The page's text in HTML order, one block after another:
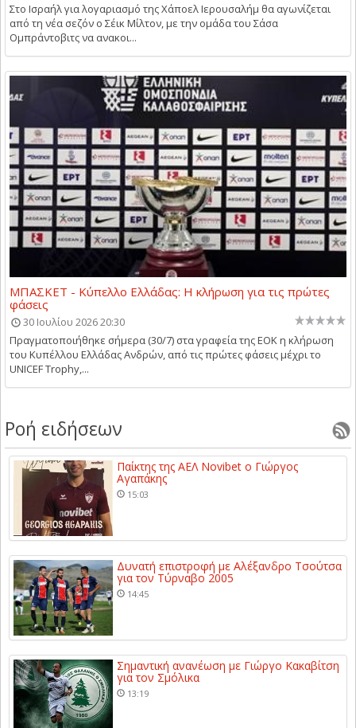
Στο Ισραήλ για λογαριασμό της Χάποελ Ιερουσαλήμ θα αγωνίζεται
από τη νέα σεζόν ο Σέικ Μίλτον, με την ομάδα του Σάσα
Ομπράντοβιτς να ανακοι...
ΜΠΑΣΚΕΤ - Κύπελλο Ελλάδας: Η κλήρωση για τις πρώτες
φάσεις
30 Ιουλίου 2026 20:30
Πραγματοποιήθηκε σήμερα (30/7) στα γραφεία της ΕΟΚ η κλήρωση
του Κυπέλλου Ελλάδας Ανδρών, από τις πρώτες φάσεις μέχρι το
UNICEF Trophy,...
Ροή ειδήσεων
Παίκτης της ΑΕΛ Novibet ο Γιώργος
Αγαπάκης
15:03
Δυνατή επιστροφή με Αλέξανδρο Τσούτσα
για τον Τύρναβο 2005
14:45
Σημαντική ανανέωση με Γιώργο Κακαβίτση
για τον Σμόλικα
13:19